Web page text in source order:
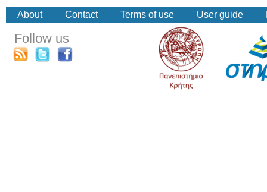
About Contact Terms of use User guide
Follow us